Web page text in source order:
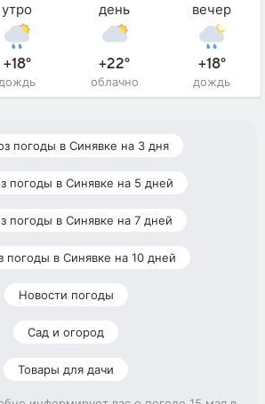
утро
+18°
дождь
день
+22°
облачно
вечер
+18°
дождь
погоды в Синявке на 3 дня
погоды в Синявке на 5 дней
погоды в Синявке на 7 дней
погоды в Синявке на 10 дней
Новости погоды
Сад и огород
Товары для дачи